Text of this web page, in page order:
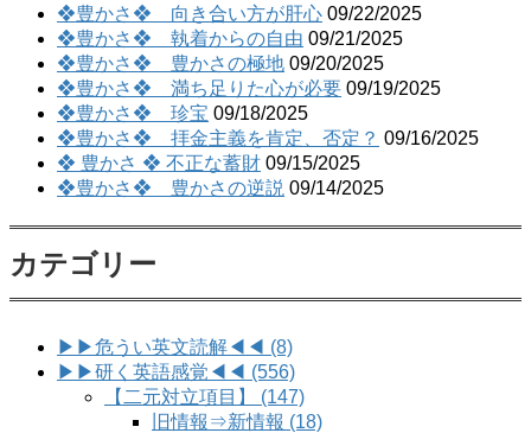
❖豊かさ❖ 向き合い方が肝心 09/22/2025
❖豊かさ❖ 執着からの自由 09/21/2025
❖豊かさ❖ 豊かさの極地 09/20/2025
❖豊かさ❖ 満ち足りた心が必要 09/19/2025
❖豊かさ❖ 珍宝 09/18/2025
❖豊かさ❖ 拝金主義を肯定、否定？ 09/16/2025
❖ 豊かさ ❖ 不正な蓄財 09/15/2025
❖豊かさ❖ 豊かさの逆説 09/14/2025
カテゴリー
▶▶危うい英文読解◀◀ (8)
▶▶研く英語感覚◀◀ (556)
【二元対立項目】 (147)
旧情報⇒新情報 (18)